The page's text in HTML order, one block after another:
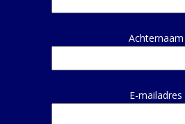
Achternaam
E-mailadres